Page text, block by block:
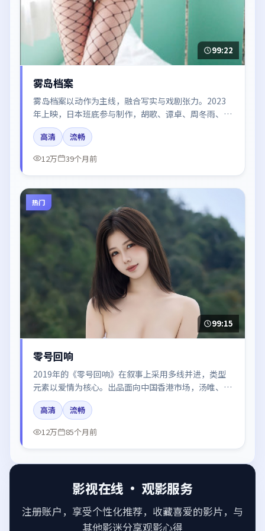
99:22
雾岛档案
雾岛档案以动作为主线，融合写实与戏剧张力。2023
年上映，日本班底参与制作，胡歌、谭卓、周冬雨、张
译、汤唯在片中呈现细腻表演，影像风格统一，配乐与
剪辑强化了情绪曲线。
高清
流畅
12万
39个月前
热门
99:15
零号回响
2019年的《零号回响》在叙事上采用多线并进，类型
元素以爱情为核心。出品面向中国香港市场，汤唯、王
景春、赵丽颖、廖凡、木村拓哉所饰角色推动关键反
转，结尾留白引发讨论。
高清
流畅
12万
85个月前
影视在线 · 观影服务
注册账户，享受个性化推荐，收藏喜爱的影片，与
其他影迷分享观影心得